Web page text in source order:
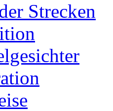
Strecken